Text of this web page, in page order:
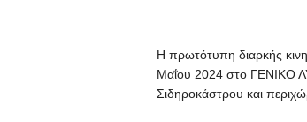
Η πρωτότυπη διαρκής
Μαΐου 2024 στο ΓΕΝΙΚΟ
Σιδηροκάστρου και